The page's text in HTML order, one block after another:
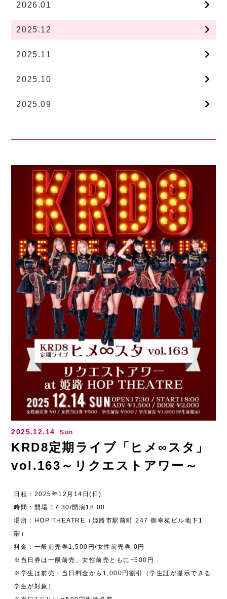
2026.01
2025.12
2025.11
2025.10
2025.09
2025.12.14 Sun
KRD8定期ライブ「ヒメ∞スタ」
vol.163～リクエストアワー～
日程：2025年12月14日(日)
時間：開場 17:30/開演18:00
場所：HOP THEATRE（姫路市駅前町 247 御幸苑ビル地下1
階）
料金：一般前売券1,500円/女性前売券 0円
※当日券は一般前売、女性前売ともに+500円
※学生は前売・当日料金から1,000円割引（学生証が提示できる
学生が対象）